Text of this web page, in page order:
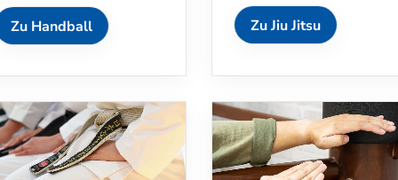
Zu Handball Zu Jiu Jitsu